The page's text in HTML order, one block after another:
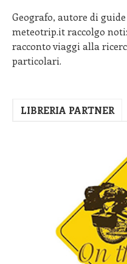
Geografo, autore di
meteotrip.it raccolgo
racconto viaggi alla
particolari.
LIBRERIA PARTNER